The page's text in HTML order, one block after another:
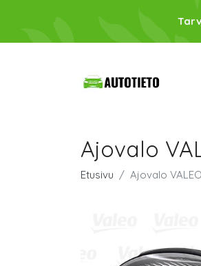
Ajovalo
Etusivu Ajovalo